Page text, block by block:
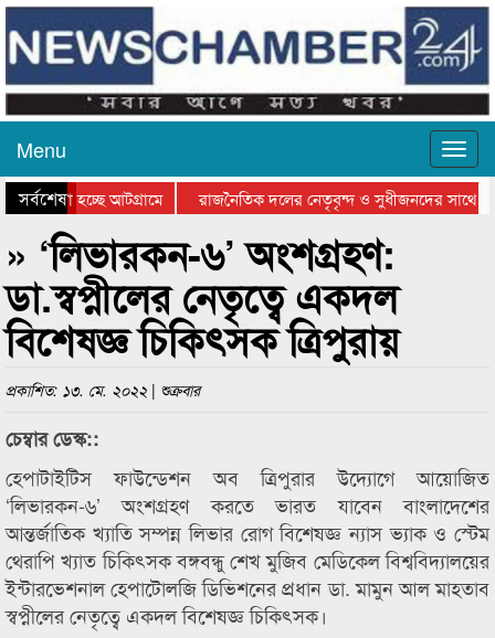
Menu
সর্বশেষ
যাওয়া হচ্ছে আটগ্রামে
রাজনৈতিক দলের নেতৃবৃন্দ ও সুধীজনদের সাথে
পুরস্কার বিতরণ সম্পন্ন
সিলেটে বাংলাদেশ গ্রুপ থিয়েটার ফেডারেশানের
» ‘লিভারকন-৬’ অংশগ্রহণ:
ডা.স্বপ্নীলের নেতৃত্বে একদল
বিশেষজ্ঞ চিকিৎসক ত্রিপুরায়
প্রকাশিত: ১৩. মে. ২০২২ | শুক্রবার
চেম্বার ডেস্ক::
হেপাটাইটিস ফাউন্ডেশন অব ত্রিপুরার উদ্যোগে আয়োজিত
‘লিভারকন-৬’ অংশগ্রহণ করতে ভারত যাবেন বাংলাদেশের
আন্তর্জাতিক খ্যাতি সম্পন্ন লিভার রোগ বিশেষজ্ঞ ন্যাস ভ্যাক ও স্টেম
থেরাপি খ্যাত চিকিৎসক বঙ্গবন্ধু শেখ মুজিব মেডিকেল বিশ্ববিদ্যালয়ের
ইন্টারভেশনাল হেপাটোলজি ডিভিশনের প্রধান ডা. মামুন আল মাহতাব
স্বপ্নীলের নেতৃত্বে একদল বিশেষজ্ঞ চিকিৎসক।